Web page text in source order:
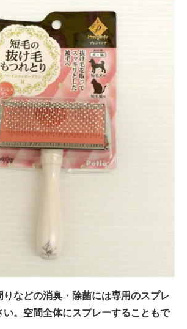
などの消臭・除菌には専用のスプレ
い。空間全体にスプレーすることもで